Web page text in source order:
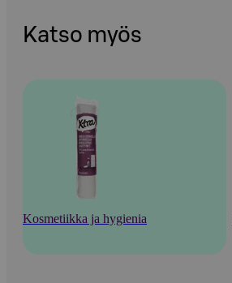
Katso myös
Kosmetiikka ja hygienia